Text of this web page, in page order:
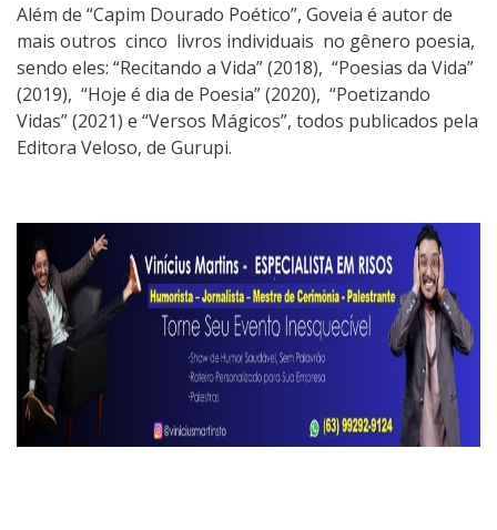
Além de “Capim Dourado Poético”, Goveia é autor de
mais outros cinco livros individuais no gênero poesia,
sendo eles: “Recitando a Vida” (2018), “Poesias da Vida”
(2019), “Hoje é dia de Poesia” (2020), “Poetizando
Vidas” (2021) e “Versos Mágicos”, todos publicados pela
Editora Veloso, de Gurupi.